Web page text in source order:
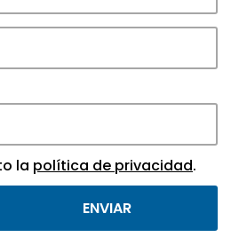
que impulsan la
parques de APTE.
la política de privacidad.